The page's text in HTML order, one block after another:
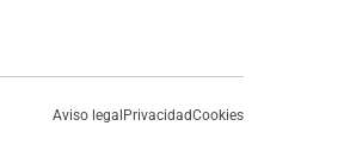
Aviso legalPrivacidadCookies